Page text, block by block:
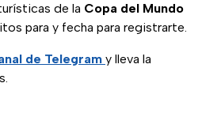
de la Copa del Mundo
para y fecha para registrarte.
de Telegram y lleva la